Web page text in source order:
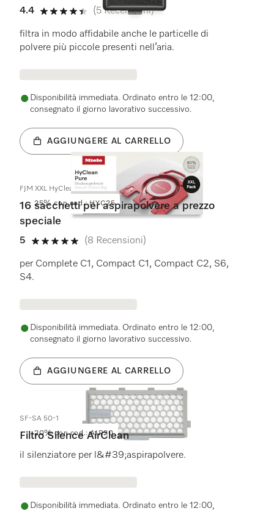
4.4
4.4 su 5 stelle
(5 Recensioni)
filtra in modo affidabile anche le particelle di
polvere più piccole presenti nell’aria.
Disponibilità immediata. Ordinato entro le 12:00,
consegnato il giorno lavorativo successivo.
AGGIUNGERE AL CARRELLO
25% con cod.: HYC25
FJM XXL HyClean Pure
16 sacchetti per aspirapolvere a prezzo
speciale
5
5 su 5 stelle
(8 Recensioni)
per Complete C1, Compact C1, Compact C2, S6,
S4.
Disponibilità immediata. Ordinato entro le 12:00,
consegnato il giorno lavorativo successivo.
AGGIUNGERE AL CARRELLO
20% con cod.: AIR20
SF-SA 50-1
Filtro Silence AirClean
il silenziatore per l&#39;aspirapolvere.
Disponibilità immediata. Ordinato entro le 12:00,